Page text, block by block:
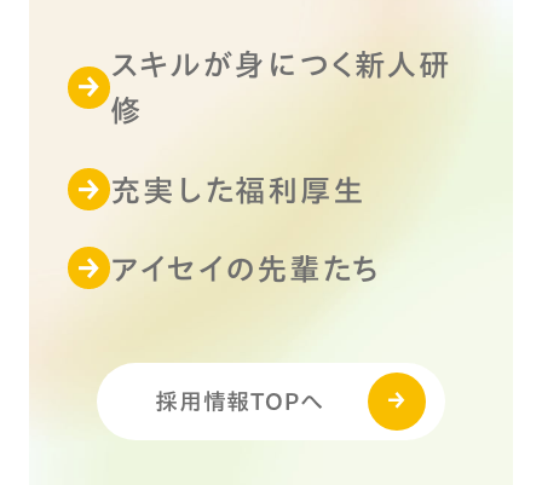
スキルが身につく新人研
修
充実した福利厚生
アイセイの先輩たち
採用情報TOPへ